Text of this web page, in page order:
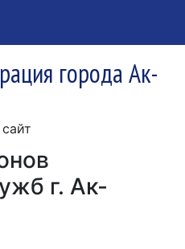
города Ак-
г. Ак-